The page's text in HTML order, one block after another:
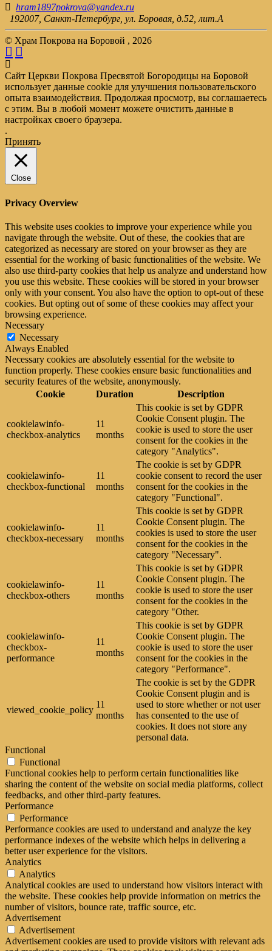
hram1897pokrova@yandex.ru
192007, Санкт-Петербург, ул. Боровая, д.52, лит.А
© Храм Покрова на Боровой , 2026
Сайт Церкви Покрова Пресвятой Богородицы на Боровой
использует данные cookie для улучшения пользовательского
опыта взаимодействия. Продолжая просмотр, вы соглашаетесь
с этим. Вы в любой момент можете очистить данные в
настройках своего браузера.
.
Принять
Close
Privacy Overview
This website uses cookies to improve your experience while you
navigate through the website. Out of these, the cookies that are
categorized as necessary are stored on your browser as they are
essential for the working of basic functionalities of the website. We
also use third-party cookies that help us analyze and understand how
you use this website. These cookies will be stored in your browser
only with your consent. You also have the option to opt-out of these
cookies. But opting out of some of these cookies may affect your
browsing experience.
Necessary
Necessary
Always Enabled
Necessary cookies are absolutely essential for the website to
function properly. These cookies ensure basic functionalities and
security features of the website, anonymously.
Cookie
Duration Description
cookielawinfo-
checkbox-analytics
11
months
This cookie is set by GDPR
Cookie Consent plugin. The
cookie is used to store the user
consent for the cookies in the
category "Analytics".
cookielawinfo-
checkbox-functional
11
months
The cookie is set by GDPR
cookie consent to record the user
consent for the cookies in the
category "Functional".
cookielawinfo-
checkbox-necessary
11
months
This cookie is set by GDPR
Cookie Consent plugin. The
cookies is used to store the user
consent for the cookies in the
category "Necessary".
cookielawinfo-
checkbox-others
11
months
This cookie is set by GDPR
Cookie Consent plugin. The
cookie is used to store the user
consent for the cookies in the
category "Other.
cookielawinfo-
checkbox-
performance
11
months
This cookie is set by GDPR
Cookie Consent plugin. The
cookie is used to store the user
consent for the cookies in the
category "Performance".
viewed_cookie_policy
11
months
The cookie is set by the GDPR
Cookie Consent plugin and is
used to store whether or not user
has consented to the use of
cookies. It does not store any
personal data.
Functional
Functional
Functional cookies help to perform certain functionalities like
sharing the content of the website on social media platforms, collect
feedbacks, and other third-party features.
Performance
Performance
Performance cookies are used to understand and analyze the key
performance indexes of the website which helps in delivering a
better user experience for the visitors.
Analytics
Analytics
Analytical cookies are used to understand how visitors interact with
the website. These cookies help provide information on metrics the
number of visitors, bounce rate, traffic source, etc.
Advertisement
Advertisement
Advertisement cookies are used to provide visitors with relevant ads